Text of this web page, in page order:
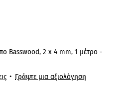
• Γράψτε μια αξιολόγηση